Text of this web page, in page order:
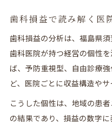
歯科損益で読み解く医
歯科損益の分析は、福島県
歯科医院が持つ経営の個性
ば、予防重視型、自由診療
ど、医院ごとに収益構造やサ
こうした個性は、地域の患
の結果であり、損益の数字